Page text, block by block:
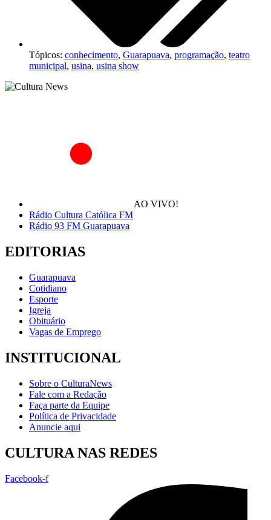
Tópicos: conhecimento, Guarapuava, programação, teatro
municipal, usina, usina show
AO VIVO!
Rádio Cultura Católica FM
Rádio 93 FM Guarapuava
EDITORIAS
Guarapuava
Cotidiano
Esporte
Igreja
Obituário
Vagas de Emprego
INSTITUCIONAL
Sobre o CulturaNews
Fale com a Redação
Faça parte da Equipe
Política de Privacidade
Anuncie aqui
CULTURA NAS REDES
Facebook-f